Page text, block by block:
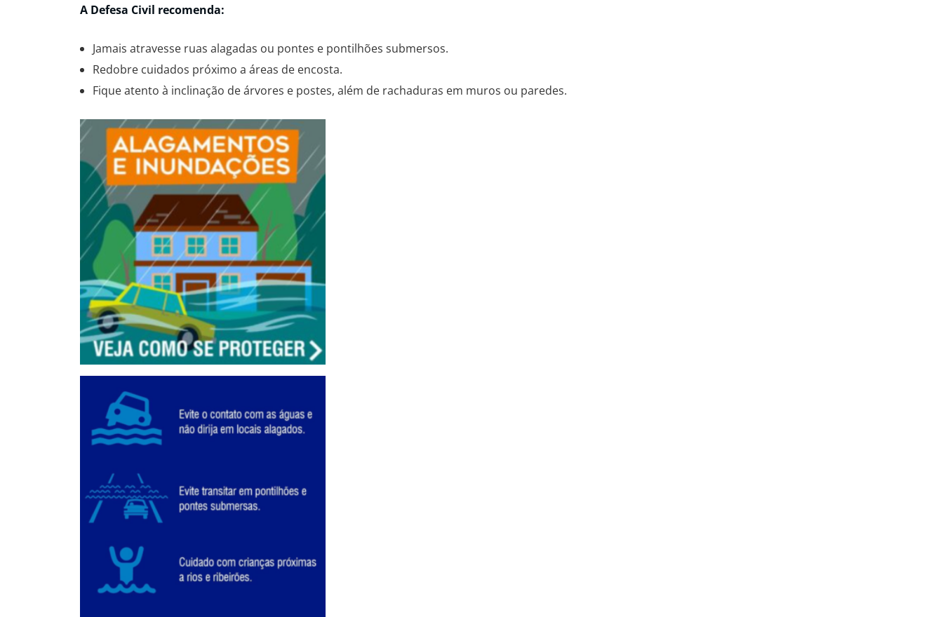
A Defesa Civil recomenda:
Jamais atravesse ruas alagadas ou pontes e pontilhões submersos.
Redobre cuidados próximo a áreas de encosta.
Fique atento à inclinação de árvores e postes, além de rachaduras em muros ou paredes.